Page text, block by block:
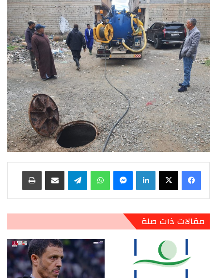
لينكدإن ماسنجر واتساب تيلقرام مشاركة عبر البريد طباعة
مقالات ذات صلة